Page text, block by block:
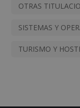
OTRAS
SISTEMAS Y
TURISMO Y